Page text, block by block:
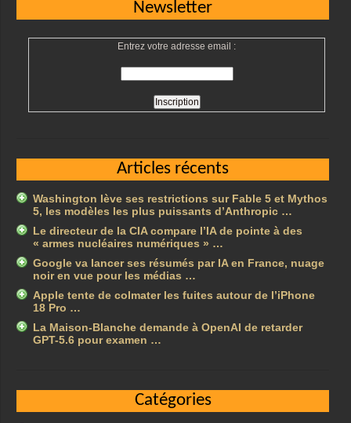
Newsletter
Entrez votre adresse email :
Articles récents
Washington lève ses restrictions sur Fable 5 et Mythos
5, les modèles les plus puissants d’Anthropic …
Le directeur de la CIA compare l’IA de pointe à des
« armes nucléaires numériques » …
Google va lancer ses résumés par IA en France, nuage
noir en vue pour les médias …
Apple tente de colmater les fuites autour de l’iPhone
18 Pro …
La Maison-Blanche demande à OpenAI de retarder
GPT-5.6 pour examen …
Catégories